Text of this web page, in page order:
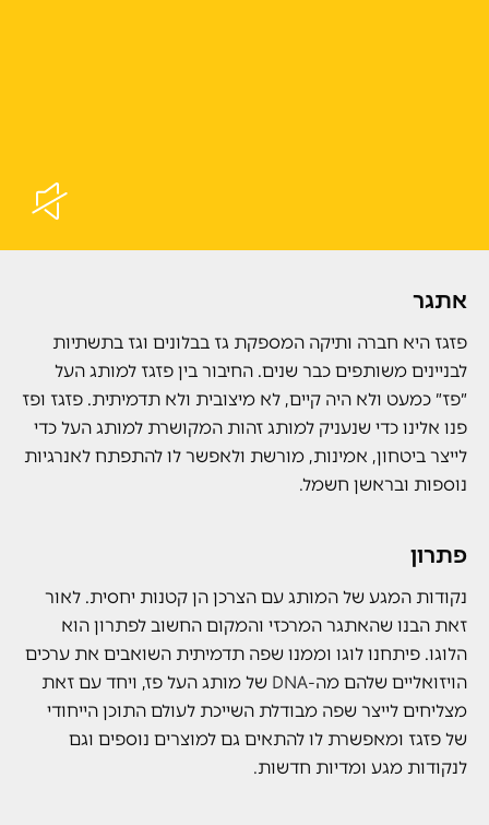
אתגר
פזגז היא חברה ותיקה המספקת גז בבלונים וגז בתשתיות
לבניינים משותפים כבר שנים. החיבור בין פזגז למותג העל
״פז״ כמעט ולא היה קיים, לא מיצובית ולא תדמיתית. פזגז ופז
פנו אלינו כדי שנעניק למותג זהות המקושרת למותג העל כדי
לייצר ביטחון, אמינות, מורשת ולאפשר לו להתפתח לאנרגיות
נוספות ובראשן חשמל.
פתרון
נקודות המגע של המותג עם הצרכן הן קטנות יחסית. לאור
זאת הבנו שהאתגר המרכזי והמקום החשוב לפתרון הוא
הלוגו. פיתחנו לוגו וממנו שפה תדמיתית השואבים את ערכים
הויזואליים שלהם מה-DNA של מותג העל פז, ויחד עם זאת
מצליחים לייצר שפה מבודלת השייכת לעולם התוכן הייחודי
של פזגז ומאפשרת לו להתאים גם למוצרים נוספים וגם
לנקודות מגע ומדיות חדשות.